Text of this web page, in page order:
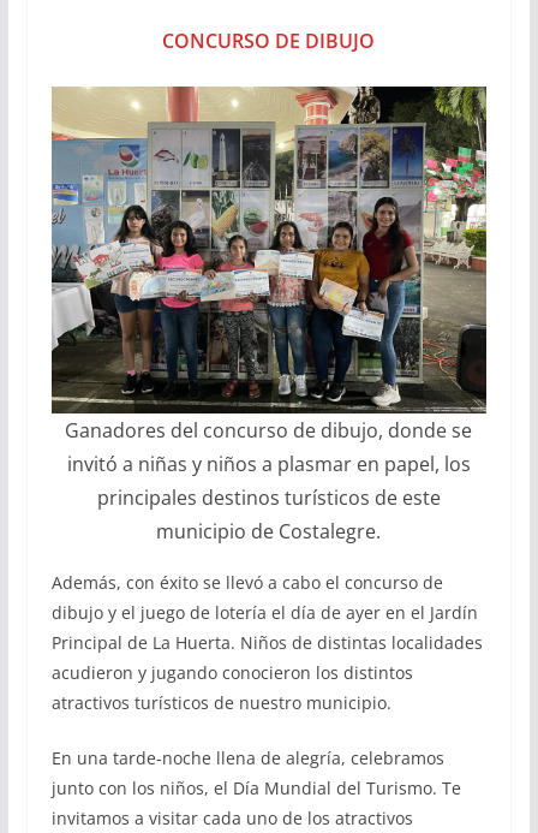
CONCURSO DE DIBUJO
Ganadores del concurso de dibujo, donde se
invitó a niñas y niños a plasmar en papel, los
principales destinos turísticos de este
municipio de Costalegre.
Además, con éxito se llevó a cabo el concurso de
dibujo y el juego de lotería el día de ayer en el Jardín
Principal de La Huerta. Niños de distintas localidades
acudieron y jugando conocieron los distintos
atractivos turísticos de nuestro municipio.
En una tarde-noche llena de alegría, celebramos
junto con los niños, el Día Mundial del Turismo. Te
invitamos a visitar cada uno de los atractivos